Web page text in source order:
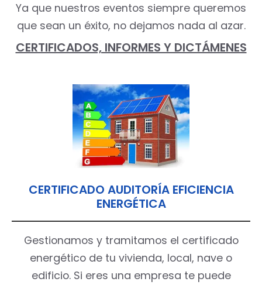
Ya que nuestros eventos siempre queremos
que sean un éxito, no dejamos nada al azar.
CERTIFICADOS, INFORMES Y DICTÁMENES
CERTIFICADO AUDITORÍA EFICIENCIA
ENERGÉTICA
Gestionamos y tramitamos el certificado
energético de tu vivienda, local, nave o
edificio. Si eres una empresa te puede